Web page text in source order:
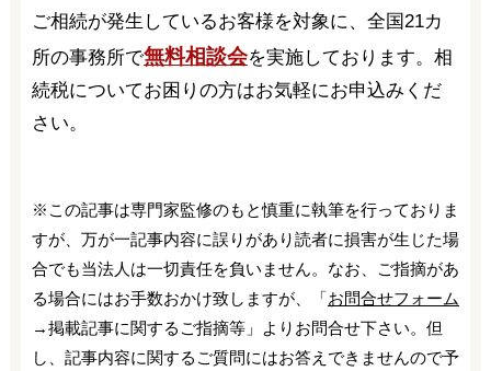
ご相続が発生しているお客様を対象に、全国21カ
所の事務所で無料相談会を実施しております。相
続税についてお困りの方はお気軽にお申込みくだ
さい。
※この記事は専門家監修のもと慎重に執筆を行っておりま
すが、万が一記事内容に誤りがあり読者に損害が生じた場
合でも当法人は一切責任を負いません。なお、ご指摘があ
る場合にはお手数おかけ致しますが、「お問合せフォーム
→掲載記事に関するご指摘等」よりお問合せ下さい。但
し、記事内容に関するご質問にはお答えできませんので予